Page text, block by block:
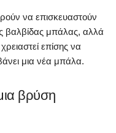
να επισκευαστούν
βαλβίδας μπάλας, αλλά
επίσης να
μια νέα μπάλα.
βρύση